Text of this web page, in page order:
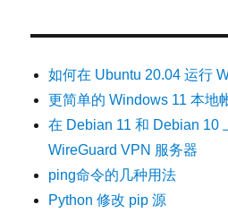
如何在 Ubuntu 20.04 运行
更简单的 Windows 11 本地
在 Debian 11 和 Debian 10
WireGuard VPN 服务器
ping命令的几种用法
Python 修改 pip 源